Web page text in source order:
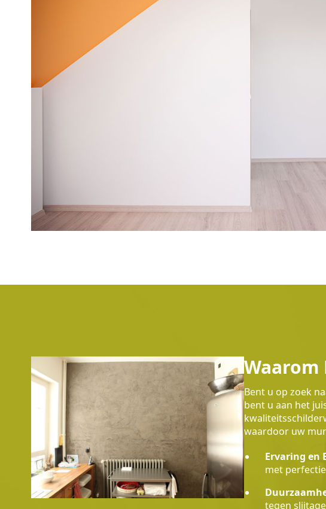
Waarom
Bent u op zoek
bent u aan het
waardoor uw
Ervaring en
met
tegen